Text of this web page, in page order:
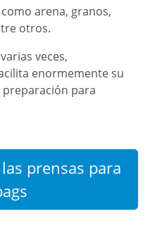
arena, granos,
otros.
veces,
enormemente su
para
prensas para